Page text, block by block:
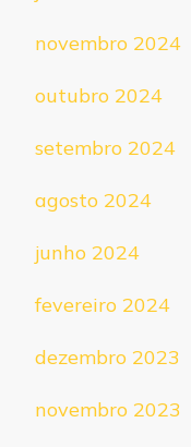
novembro 2024
outubro 2024
setembro 2024
agosto 2024
junho 2024
fevereiro 2024
dezembro 2023
novembro 2023